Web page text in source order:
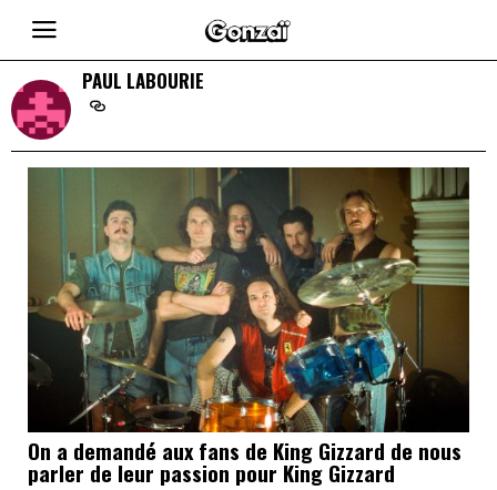
PAUL LABOURIE
On a demandé aux fans de King Gizzard de nous
parler de leur passion pour King Gizzard